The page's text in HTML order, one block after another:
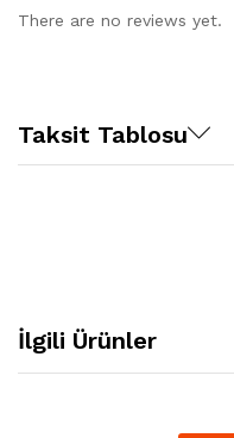
There are no reviews yet.
Taksit Tablosu
İlgili Ürünler